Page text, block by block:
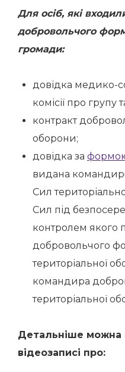
Для осіб, які
добровольчого
громади:
довідка медико-
комісії про групу
контракт
оборони;
довідка за формою
видана
Сил
Сил під
контролем якого
добровольчого
територіальної
командира
територіальної
Детальніше можна
відеозаписі про: